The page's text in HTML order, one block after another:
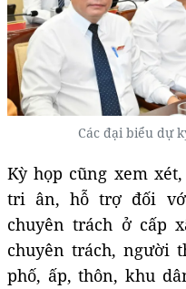
Các đại biểu dự
Kỳ họp cũng xem
tri ân, hỗ trợ đối
chuyên trách ở cấp
chuyên trách, người
phố, ấp, thôn, khu